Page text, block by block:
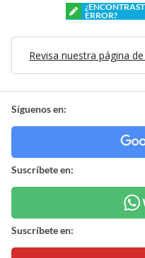
ERROR?
Revisa nuestra página
Síguenos en:
Suscríbete en:
Suscríbete en: